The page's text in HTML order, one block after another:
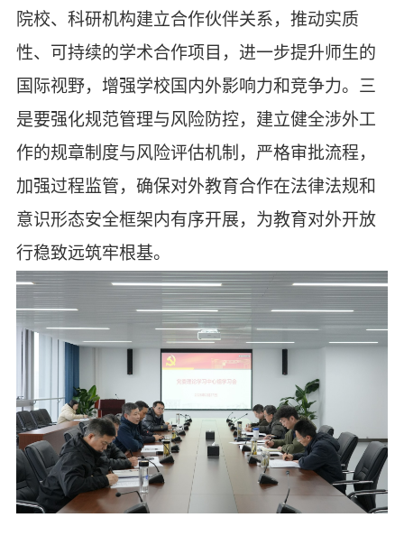
院校、科研机构建立合作伙伴关系，推动实质
性、可持续的学术合作项目，进一步提升师生的
国际视野，增强学校国内外影响力和竞争力。三
是要强化规范管理与风险防控，建立健全涉外工
作的规章制度与风险评估机制，严格审批流程，
加强过程监管，确保对外教育合作在法律法规和
意识形态安全框架内有序开展，为教育对外开放
行稳致远筑牢根基。